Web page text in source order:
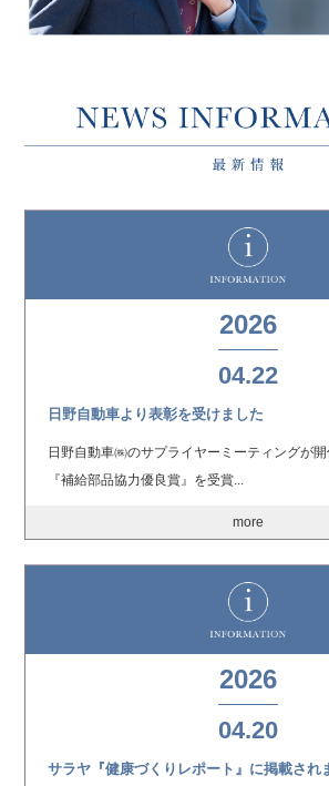
2026
04.22
日野自動車より表彰を受けました
日野自動車㈱のサプライヤーミーティングが
『補給部品協力優良賞』を受賞...
more
2026
04.20
サラヤ『健康づくりレポート』に掲載され